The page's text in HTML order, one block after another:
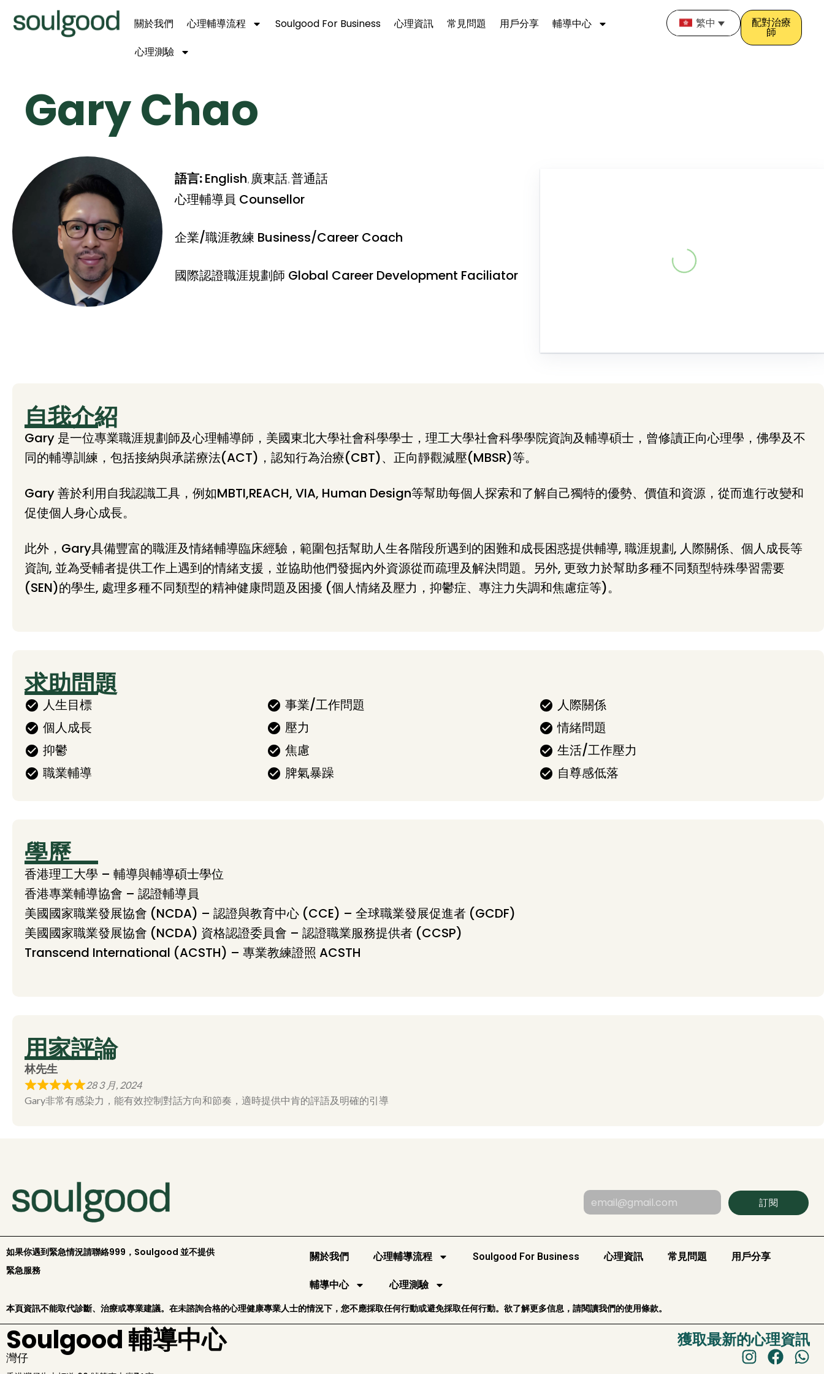
關於我們 心理輔導流程 Soulgood For Business 心理資訊 常見問題 用戶分享
輔導中心
心理測驗
繁中 配對治療
師
Gary Chao
語言:English, 廣東話,普通話
心理輔導員 Counsellor
企業/職涯教練 Business/Career Coach
國際認證職涯規劃師 Global Career Development Faciliator
自我介紹
Gary 是一位專業職涯規劃師及心理輔導師，美國東北大學社會科學學士，理工大學社會科學學院資詢及輔導碩士，曾修讀正向心理學，佛學及不
同的輔導訓練，包括接納與承諾療法(ACT)，認知行為治療(CBT)、正向靜觀減壓(MBSR)等。
Gary 善於利用自我認識工具，例如MBTI,REACH, VIA, Human Design等幫助每個人探索和了解自己獨特的優勢、價值和資源，從而進行改變和
促使個人身心成長。
此外，Gary具備豐富的職涯及情緒輔導臨床經驗，範圍包括幫助人生各階段所遇到的困難和成長困惑提供輔導, 職涯規劃, 人際關係、個人成長等
資詢, 並為受輔者提供工作上遇到的情緒支援，並協助他們發掘內外資源從而疏理及解決問題。另外, 更致力於幫助多種不同類型特殊學習需要
(SEN)的學生, 處理多種不同類型的精神健康問題及困擾 (個人情緒及壓力，抑鬱症、專注力失調和焦慮症等)。
求助問題
人生目標 事業/工作問題
人際關係
個人成長
壓力
情緒問題
抑鬱
焦慮
生活/工作壓力
職業輔導
脾氣暴躁 自尊感低落
學歷
香港理工大學 – 輔導與輔導碩士學位
香港專業輔導協會 – 認證輔導員
美國國家職業發展協會 (NCDA) – 認證與教育中心 (CCE) – 全球職業發展促進者 (GCDF)
美國國家職業發展協會 (NCDA) 資格認證委員會 – 認證職業服務提供者 (CCSP)
Transcend International (ACSTH) – 專業教練證照 ACSTH
用家評論
林先生
28 3 月, 2024
Gary非常有感染力，能有效控制對話方向和節奏，適時提供中肯的評語及明確的引導
訂閱
如果你遇到緊急情況請聯絡999，Soulgood 並不提供
緊急服務
關於我們 心理輔導流程 Soulgood For Business 心理資訊 常見問題 用戶分享
輔導中心 心理測驗
本頁資訊不能取代診斷、治療或專業建議。在未諮詢合格的心理健康專業人士的情況下，您不應採取任何行動或避免採取任何行動。欲了解更多信息，請閱讀我們的使用條款。
Soulgood 輔導中心
灣仔
獲取最新的心理資訊